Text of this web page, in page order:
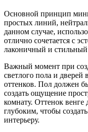
Основной принцип
простых линий,
данном случае,
отлично сочетается с
лаконичный и стильный
Важный момент при
светлого пола и
оттенков. Пол должен
создать ощущение
комнату. Оттенок
глубоким, чтобы
интерьеру.